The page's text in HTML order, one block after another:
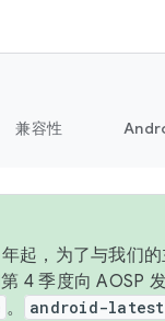
兼容性
起，为了与我们
4 季度向 AOSP
。 android-